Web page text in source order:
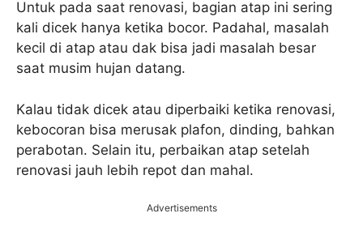
Untuk pada saat renovasi, bagian atap ini sering
kali dicek hanya ketika bocor. Padahal, masalah
kecil di atap atau dak bisa jadi masalah besar
saat musim hujan datang.
Kalau tidak dicek atau diperbaiki ketika renovasi,
kebocoran bisa merusak plafon, dinding, bahkan
perabotan. Selain itu, perbaikan atap setelah
renovasi jauh lebih repot dan mahal.
Advertisements